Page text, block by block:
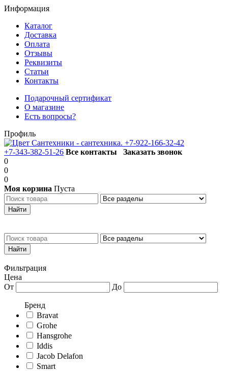
Информация
Каталог
Доставка
Оплата
Отзывы
Реквизиты
Статьи
Контакты
Подарочный сертификат
О магазине
Есть вопросы?
Профиль
+7-922-166-32-42
+7-343-382-51-26 Все контакты
Заказать звонок
0
0
0
Моя корзина Пуста
Фильтрация
Цена
От
До
Бренд
Bravat
Grohe
Hansgrohe
Iddis
Jacob Delafon
Smart